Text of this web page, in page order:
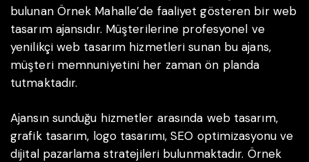
bulunan Örnek Mahalle’de faaliyet gösteren bir web
tasarım ajansıdır. Müşterilerine profesyonel ve
yenilikçi web tasarım hizmetleri sunan bu ajans,
müşteri memnuniyetini her zaman ön planda
tutmaktadır.
Ajansın sunduğu hizmetler arasında web tasarım,
grafik tasarım, logo tasarımı, SEO optimizasyonu ve
dijital pazarlama stratejileri bulunmaktadır. Örnek